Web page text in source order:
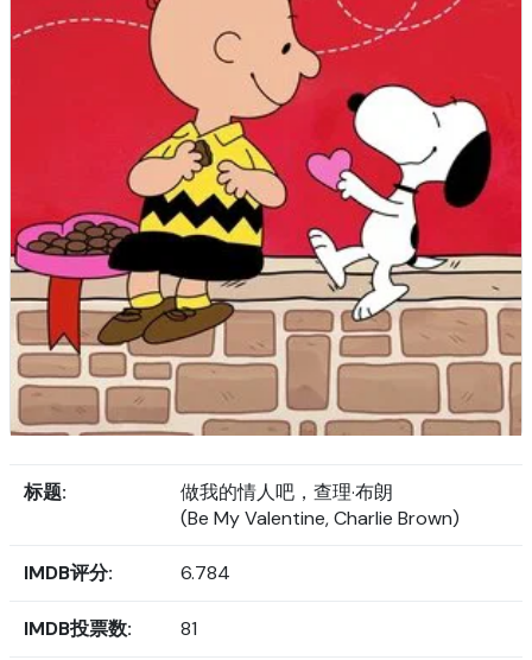
标题:
做我的情人吧，查理·布朗
(Be My Valentine, Charlie Brown)
IMDB评分: 6.784
IMDB投票数: 81